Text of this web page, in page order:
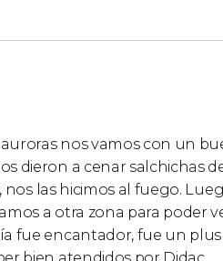
nos vamos con un
dieron a cenar salchichas
las hicimos al fuego.
a otra zona para poder
fue encantador, fue un